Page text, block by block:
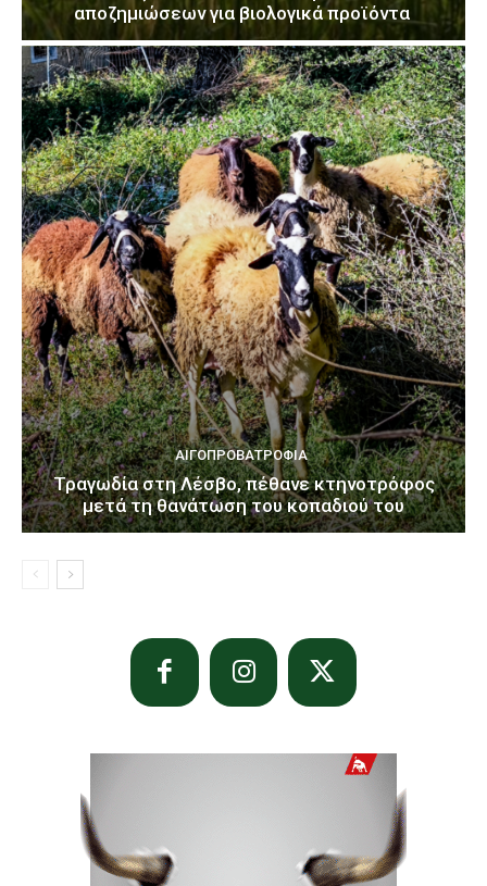
αποζημιώσεων για βιολογικά προϊόντα
ΑΙΓΟΠΡΟΒΑΤΡΟΦΊΑ
Τραγωδία στη Λέσβο, πέθανε κτηνοτρόφος
μετά τη θανάτωση του κοπαδιού του